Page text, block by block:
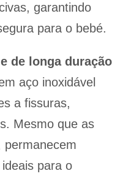
garantindo
para o bebé.
de longa duração
aço inoxidável
a fissuras,
Mesmo que as
permanecem
para o